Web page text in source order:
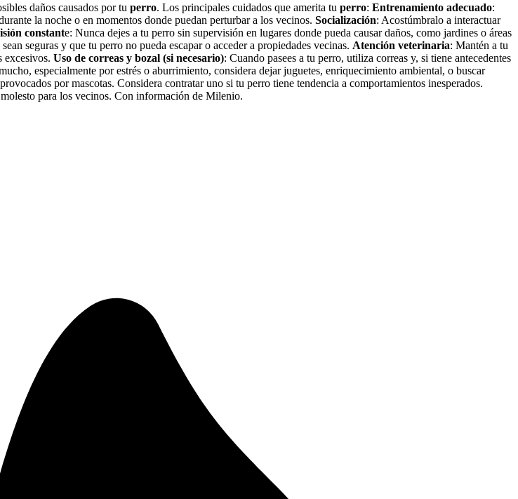
daños causados por tu perro. Los principales cuidados que amerita tu perro: Entrenamiento adecuado:
la noche o en momentos donde puedan perturbar a los vecinos. Socialización: Acostúmbralo a interactuar
constante: Nunca dejes a tu perro sin supervisión en lugares donde pueda causar daños, como jardines o áreas
seguras y que tu perro no pueda escapar o acceder a propiedades vecinas. Atención veterinaria: Mantén a tu
excesivos. Uso de correas y bozal (si necesario): Cuando pasees a tu perro, utiliza correas y, si tiene antecedentes
especialmente por estrés o aburrimiento, considera dejar juguetes, enriquecimiento ambiental, o buscar
por mascotas. Considera contratar uno si tu perro tiene tendencia a comportamientos inesperados.
para los vecinos. Con información de Milenio.